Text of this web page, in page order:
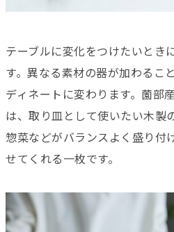
テーブルに変化をつけたいとき
す。異なる素材の器が加わるこ
ディネートに変わります。薗部
は、取り皿として使いたい木製
惣菜などがバランスよく盛り付
せてくれる一枚です。